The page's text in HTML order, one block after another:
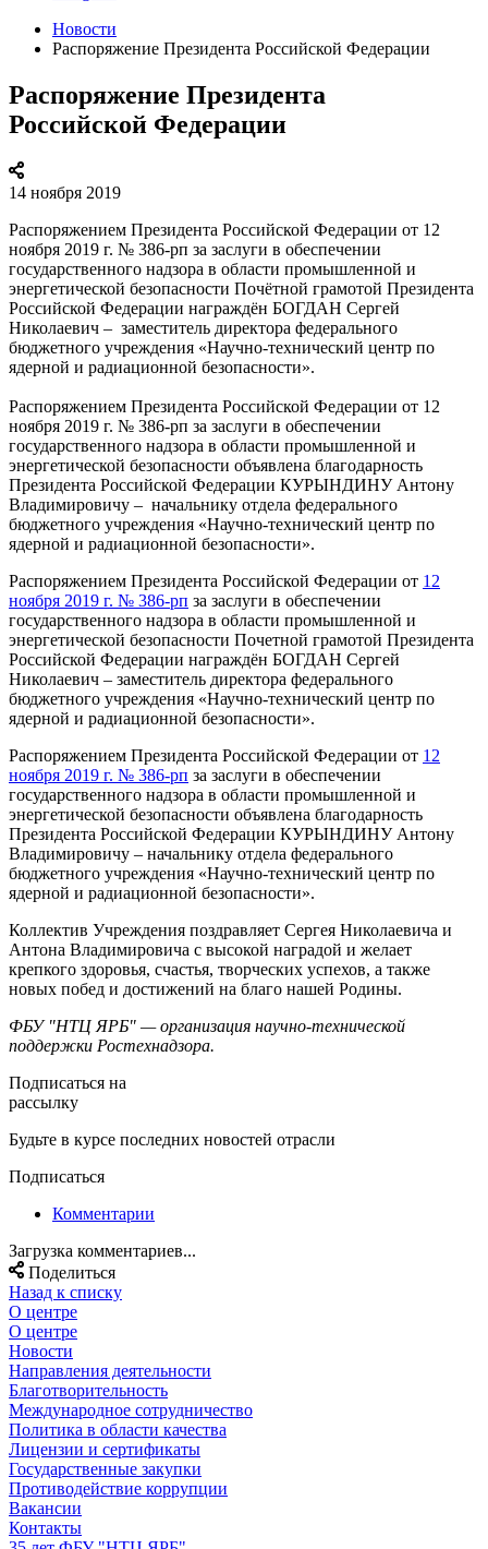
Новости
Распоряжение Президента Российской Федерации
Распоряжение Президента
Российской Федерации
14 ноября 2019
Распоряжением Президента Российской Федерации от 12
ноября 2019 г. № 386-рп за заслуги в обеспечении
государственного надзора в области промышленной и
энергетической безопасности Почётной грамотой Президента
Российской Федерации награждён БОГДАН Сергей
Николаевич – заместитель директора федерального
бюджетного учреждения «Научно-технический центр по
ядерной и радиационной безопасности».
Распоряжением Президента Российской Федерации от 12
ноября 2019 г. № 386-рп за заслуги в обеспечении
государственного надзора в области промышленной и
энергетической безопасности объявлена благодарность
Президента Российской Федерации КУРЫНДИНУ Антону
Владимировичу – начальнику отдела федерального
бюджетного учреждения «Научно-технический центр по
ядерной и радиационной безопасности».
Распоряжением Президента Российской Федерации от 12
ноября 2019 г. № 386-рп за заслуги в обеспечении
государственного надзора в области промышленной и
энергетической безопасности Почетной грамотой Президента
Российской Федерации награждён БОГДАН Сергей
Николаевич – заместитель директора федерального
бюджетного учреждения «Научно-технический центр по
ядерной и радиационной безопасности».
Распоряжением Президента Российской Федерации от 12
ноября 2019 г. № 386-рп за заслуги в обеспечении
государственного надзора в области промышленной и
энергетической безопасности объявлена благодарность
Президента Российской Федерации КУРЫНДИНУ Антону
Владимировичу – начальнику отдела федерального
бюджетного учреждения «Научно-технический центр по
ядерной и радиационной безопасности».
Коллектив Учреждения поздравляет Сергея Николаевича и
Антона Владимировича с высокой наградой и желает
крепкого здоровья, счастья, творческих успехов, а также
новых побед и достижений на благо нашей Родины.
ФБУ "НТЦ ЯРБ" — организация научно-технической
поддержки Ростехнадзора.
Подписаться на
рассылку
Будьте в курсе последних новостей отрасли
Подписаться
Комментарии
Загрузка комментариев...
Поделиться
Назад к списку
О центре
О центре
Новости
Направления деятельности
Благотворительность
Международное сотрудничество
Политика в области качества
Лицензии и сертификаты
Государственные закупки
Противодействие коррупции
Вакансии
Контакты